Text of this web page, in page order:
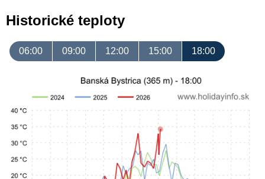
Historické teploty
06:00 09:00 12:00 15:00 18:00